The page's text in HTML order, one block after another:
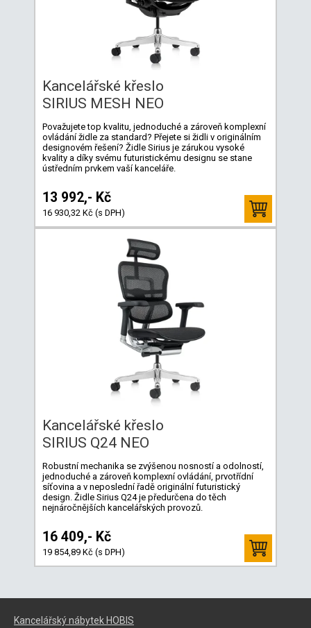
Kancelářské křeslo
SIRIUS MESH NEO
Považujete top kvalitu, jednoduché a zároveň komplexní
ovládání židle za standard? Přejete si židli v originálním
designovém řešení? Židle Sirius je zárukou vysoké
kvality a díky svému futuristickému designu se stane
ústředním prvkem vaší kanceláře.
13 992,- Kč
16 930,32 Kč (s DPH)
Kancelářské křeslo
SIRIUS Q24 NEO
Robustní mechanika se zvýšenou nosností a odolností,
jednoduché a zároveň komplexní ovládání, prvotřídní
síťovina a v neposlední řadě originální futuristický
design. Židle Sirius Q24 je předurčena do těch
nejnáročnějších kancelářských provozů.
16 409,- Kč
19 854,89 Kč (s DPH)
Kancelářský nábytek HOBIS